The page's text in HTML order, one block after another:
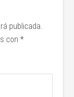
publicada.
con*